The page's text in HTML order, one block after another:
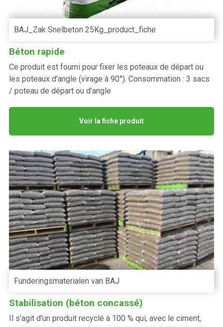
BAJ_Zak Snelbeton 25Kg_product_fiche
Béton rapide
Ce produit est fourni pour fixer les poteaux de départ ou
les poteaux d'angle (virage à 90°). Consommation : 3 sacs
/ poteau de départ ou d'angle
Voir la fiche produit
Funderingsmaterialen van BAJ
Stabilisation (béton concassé)
Il s'agit d'un produit recyclé à 100 % qui, avec le ciment,